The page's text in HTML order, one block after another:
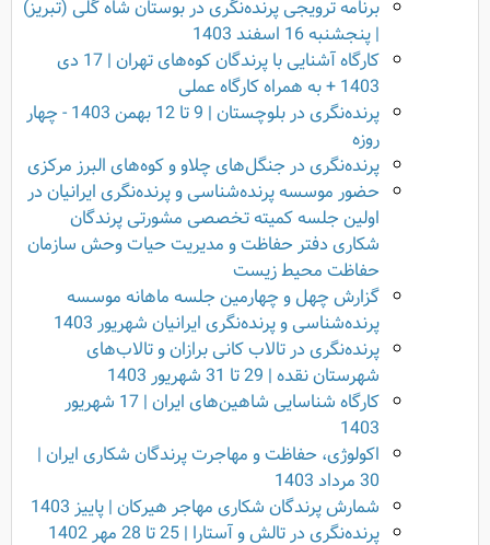
برنامه ترویجی پرنده‌نگری در بوستان شاه گلی (تبریز)
| پنجشنبه 16 اسفند 1403
کارگاه آشنایی با پرندگان کوه‌های تهران | 17 دی
1403 + به همراه کارگاه عملی
پرنده‌نگری در بلوچستان | 9 تا 12 بهمن 1403 - چهار
روزه
پرنده‌نگری در جنگل‌های چلاو و کوه‌های البرز مرکزی
حضور موسسه پرنده‌شناسی و پرنده‌نگری ایرانیان در
اولین جلسه کمیته تخصصی مشورتی پرندگان
شکاری دفتر حفاظت و مدیریت حیات وحش سازمان
حفاظت محیط زیست
گزارش چهل و چهارمین جلسه ماهانه موسسه
پرنده‌شناسی و پرنده‌نگری ایرانیان شهریور 1403
پرنده‌نگری در تالاب کانی برازان و تالاب‌های
شهرستان نقده | 29 تا 31 شهریور 1403
کارگاه شناسایی شاهین‌های ایران | 17 شهریور
1403
اکولوژی، حفاظت و مهاجرت پرندگان شکاری ایران |
30 مرداد 1403
شمارش پرندگان شکاری مهاجر هیرکان | پاییز 1403
پرنده‌نگری در تالش و آستارا | 25 تا 28 مهر 1402